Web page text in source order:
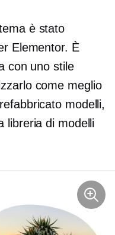
è stato
Elementor. È
con uno stile
come meglio
modelli,
libreria di modelli